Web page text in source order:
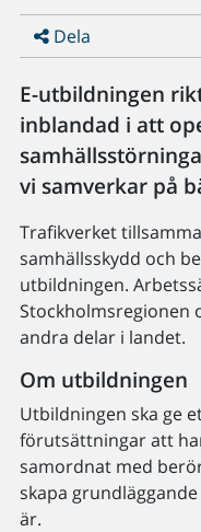
Dela
E-utbildningen
inblandad i att
vi samverkar på
Trafikverket
samhällsskydd och
utbildningen.
Stockholmsregionen
andra delar i landet.
Om utbildningen
Utbildningen ska ge
förutsättningar att
samordnat med
skapa
är.